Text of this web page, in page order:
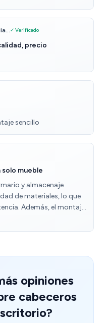
transcripción de lenguas
y una cuadrilla de
✓ Verificado
precio
sencillo
mueble
y almacenaje
de materiales, lo que
Además, el montaje
claras que hacen que
No solo es
opiniones
cabeceros